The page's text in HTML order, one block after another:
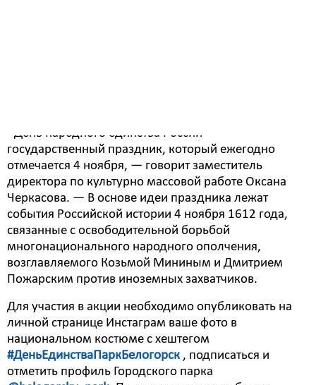
- День народного единства России –
государственный праздник, который ежегодно
отмечается 4 ноября, ― говорит заместитель
директора по культурно массовой работе Оксана
Черкасова. ― В основе идеи праздника лежат
события Российской истории 4 ноября 1612 года,
связанные с освободительной борьбой
многонационального народного ополчения,
возглавляемого Козьмой Мининым и Дмитрием
Пожарским против иноземных захватчиков.
Для участия в акции необходимо опубликовать на
личной странице Инстаграм ваше фото в
национальном костюме с хештегом
#ДеньЕдинстваПаркБелогорск , подписаться и
отметить профиль Городского парка